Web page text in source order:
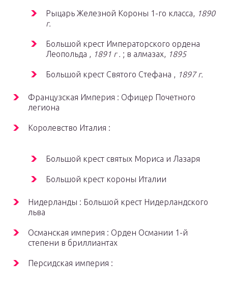
Рыцарь Железной Короны 1-го класса, 1890
г.
Большой крест Императорского ордена
Леопольда , 1891 г . ; в алмазах, 1895
Большой крест Святого Стефана , 1897 г.
Французская Империя : Офицер Почетного
легиона
Королевство Италия :
Большой крест святых Мориса и Лазаря
Большой крест короны Италии
Нидерланды : Большой крест Нидерландского
льва
Османская империя : Орден Османии 1-й
степени в бриллиантах
Персидская империя :